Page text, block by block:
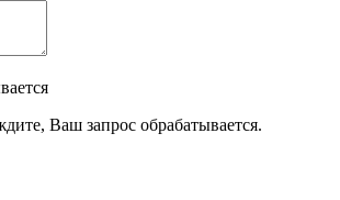
Ваш запрос обрабатывается.